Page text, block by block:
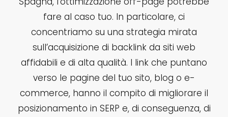
fare al caso tuo. In particolare, ci
concentriamo su una strategia mirata
sull’acquisizione di backlink da siti web
affidabili e di alta qualità. I link che puntano
verso le pagine del tuo sito, blog o e-
commerce, hanno il compito di migliorare il
posizionamento in SERP e, di conseguenza, di